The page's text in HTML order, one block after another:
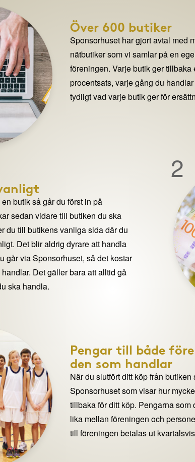
Över 600 butiker
Sponsorhuset har gjort avtal med
nätbutiker som vi samlar på en
föreningen. Varje butik ger tillbaka
procentsats, varje gång du
tydligt vad varje butik ger för
2
butik så går du först in på
sedan vidare till butiken du ska
du till butikens vanliga sida där du
Det blir aldrig dyrare att handla
går via Sponsorhuset, så det kostar
Det gäller bara att alltid gå
ska handla.
Pengar till både
den som handlar
När du slutfört ditt köp från butiken
Sponsorhuset som visar hur
tillbaka för ditt köp. Pengarna
lika mellan föreningen och
till föreningen betalas ut